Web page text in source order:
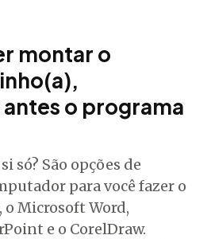
montar o
o programa
só? São opções de
para você fazer o
o Microsoft Word,
e o CorelDraw.